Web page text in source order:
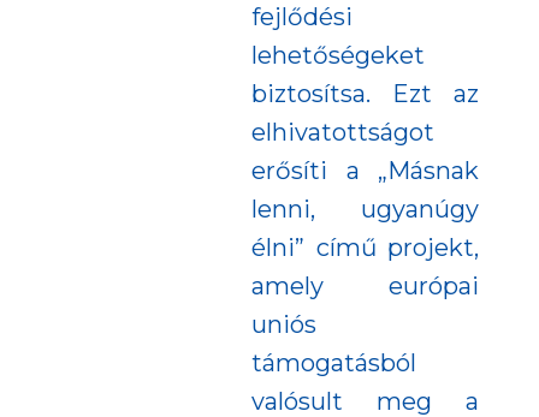
fejlődési
lehetőségeket
biztosítsa. Ezt az
elhivatottságot
erősíti a „Másnak
lenni, ugyanúgy
élni” című projekt,
amely európai
uniós
támogatásból
valósult meg a